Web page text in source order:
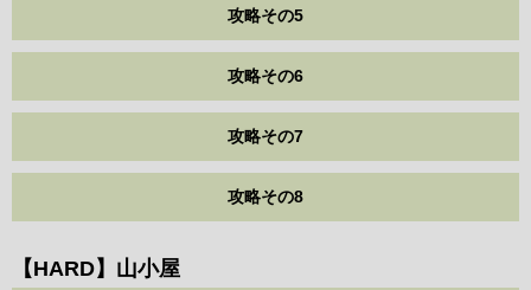
攻略その5
攻略その6
攻略その7
攻略その8
【HARD】山小屋